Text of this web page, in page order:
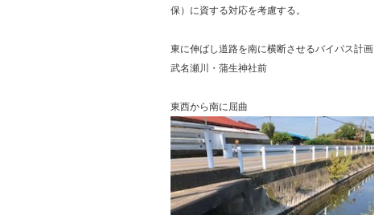
保）に資する対応を考慮する。
東に伸ばし道路を南に横断させるバイパス計画
武名瀬川・蒲生神社前
東西から南に屈曲